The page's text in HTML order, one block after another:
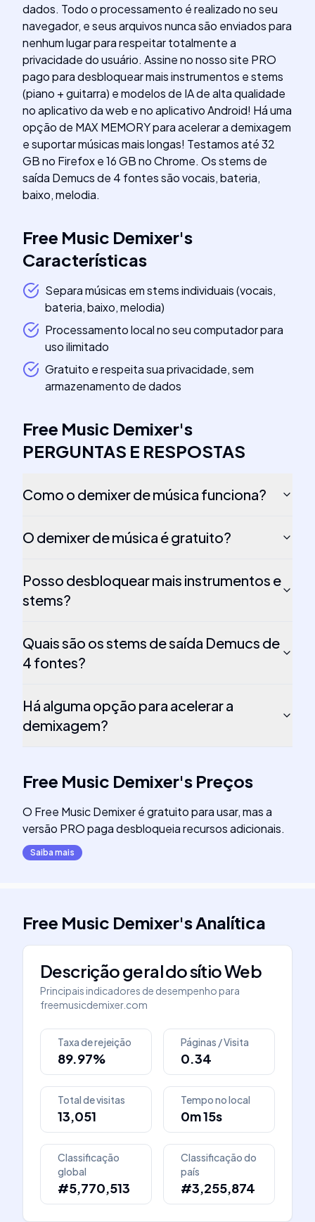
dados. Todo o processamento é realizado no seu
navegador, e seus arquivos nunca são enviados para
nenhum lugar para respeitar totalmente a
privacidade do usuário. Assine no nosso site PRO
pago para desbloquear mais instrumentos e stems
(piano + guitarra) e modelos de IA de alta qualidade
no aplicativo da web e no aplicativo Android! Há uma
opção de MAX MEMORY para acelerar a demixagem
e suportar músicas mais longas! Testamos até 32
GB no Firefox e 16 GB no Chrome. Os stems de
saída Demucs de 4 fontes são vocais, bateria,
baixo, melodia.
Free Music Demixer's
Características
Separa músicas em stems individuais (vocais,
bateria, baixo, melodia)
Processamento local no seu computador para
uso ilimitado
Gratuito e respeita sua privacidade, sem
armazenamento de dados
Free Music Demixer's
PERGUNTAS E RESPOSTAS
Como o demixer de música funciona?
O demixer de música é gratuito?
Posso desbloquear mais instrumentos e
stems?
Quais são os stems de saída Demucs de
4 fontes?
Há alguma opção para acelerar a
demixagem?
Free Music Demixer's Preços
O Free Music Demixer é gratuito para usar, mas a
versão PRO paga desbloqueia recursos adicionais.
Saiba mais
Free Music Demixer'sAnalítica
Descrição geral do sítio Web
Principais indicadores de desempenho para
freemusicdemixer.com
Taxa de rejeição
89.97%
Páginas / Visita
0.34
Total de visitas
13,051
Tempo no local
0m 15s
Classificação
global
#5,770,513
Classificação do
país
#3,255,874